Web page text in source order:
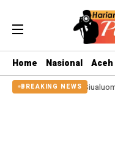
Home Nasional Aceh
BREAKING NEWS
di Siualuompu Taput